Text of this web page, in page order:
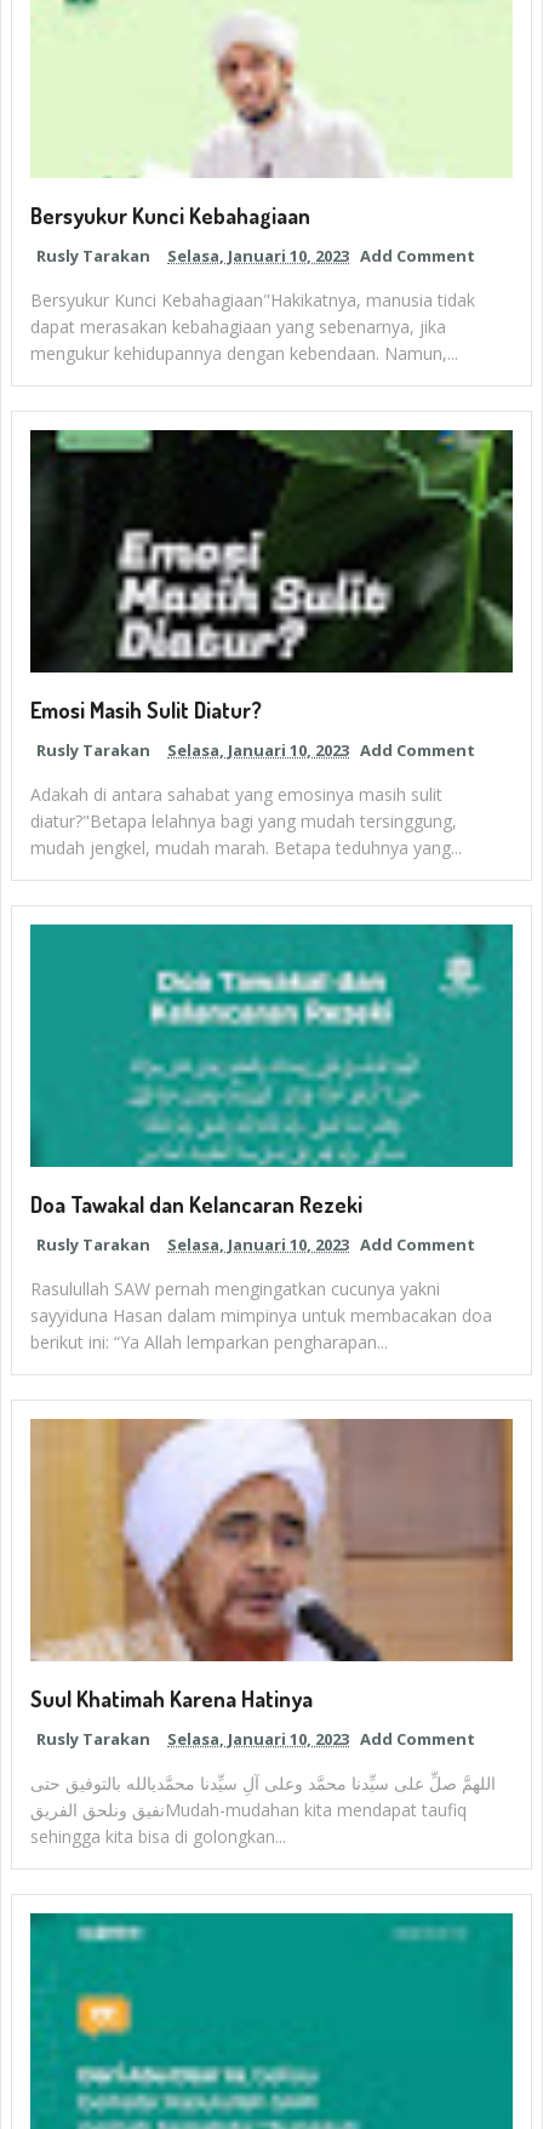
Bersyukur Kunci Kebahagiaan
Rusly Tarakan Selasa, Januari 10, 2023 Add Comment
Bersyukur Kunci Kebahagiaan"Hakikatnya, manusia tidak
dapat merasakan kebahagiaan yang sebenarnya, jika
mengukur kehidupannya dengan kebendaan. Namun,...
Emosi Masih Sulit Diatur?
Rusly Tarakan Selasa, Januari 10, 2023 Add Comment
Adakah di antara sahabat yang emosinya masih sulit
diatur?"Betapa lelahnya bagi yang mudah tersinggung,
mudah jengkel, mudah marah. Betapa teduhnya yang...
Doa Tawakal dan Kelancaran Rezeki
Rusly Tarakan Selasa, Januari 10, 2023 Add Comment
Rasulullah SAW pernah mengingatkan cucunya yakni
sayyiduna Hasan dalam mimpinya untuk membacakan doa
berikut ini: “Ya Allah lemparkan pengharapan...
Suul Khatimah Karena Hatinya
Rusly Tarakan Selasa, Januari 10, 2023 Add Comment
اللهمَّ صلِّ على سيِّدنا محمَّد وعلى آلِ سيِّدنا محمَّديالله بالتوفيق حتى
نفيق ونلحق الفريقMudah-mudahan kita mendapat taufiq
sehingga kita bisa di golongkan...